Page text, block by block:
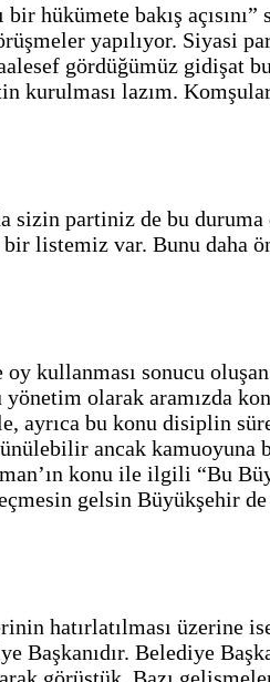
hükümete bakış açısını”
yapılıyor. Siyasi
gördüğümüz gidişat
kurulması lazım.
sizin partiniz de bu duruma
listemiz var. Bunu daha
kullanması sonucu oluşan
olarak aramızda
ayrıca bu konu disiplin
ancak kamuoyuna
konu ile ilgili “Bu
gelsin Büyükşehir
hatırlatılması üzerine
Başkanıdır. Belediye